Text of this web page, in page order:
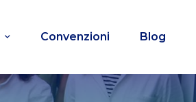
Convenzioni Blog